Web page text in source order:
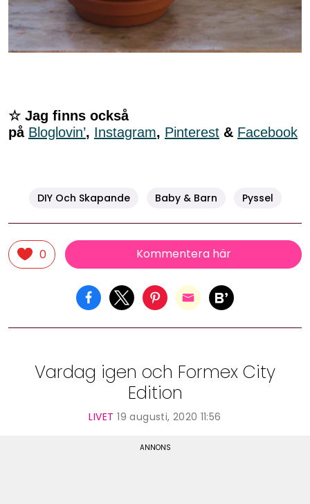
☆ Jag finns också
på Bloglovin’, Instagram, Pinterest & Facebook
DIY Och Skapande Baby & Barn Pyssel
0 Kommentera här
Vardag igen och Formex City
Edition
LIVET 19 augusti, 2020 11:56